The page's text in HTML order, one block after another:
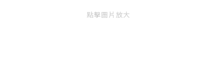
點擊圖片放大